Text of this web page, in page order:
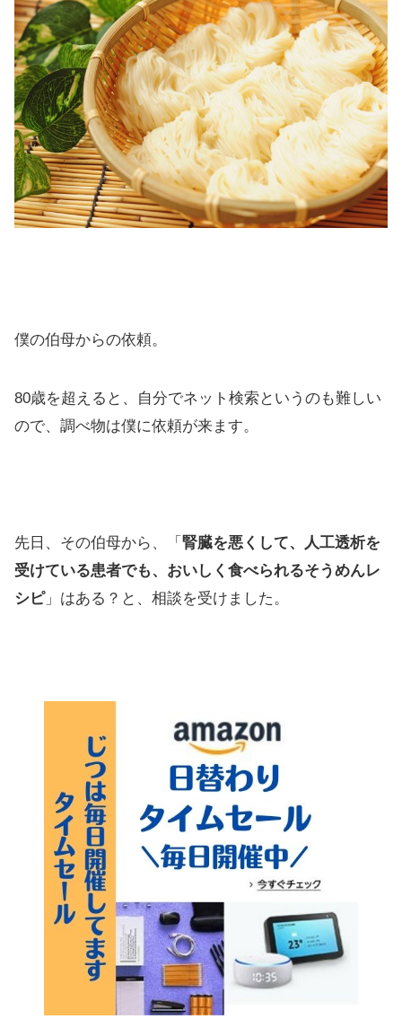
僕の伯母からの依頼。
80歳を超えると、自分でネット検索というのも難しい
ので、調べ物は僕に依頼が来ます。
先日、その伯母から、「 腎臓を悪くして、人工透析を
受けている患者でも、おいしく食べられるそうめんレ
シピ」はある？と、相談を受けました。